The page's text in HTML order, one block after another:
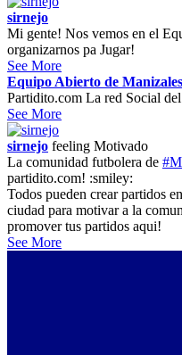
sirnejo
Mi gente! Nos vemos en el
organizarnos pa Jugar!
See More
Equipo Abierto de Manizales
Partidito.com La red Social
See More
sirnejo feeling Motivado
La comunidad futbolera de
partidito.com! :smiley:
Todos pueden crear partidos
ciudad para motivar a la
promover tus partidos aqui!
See More